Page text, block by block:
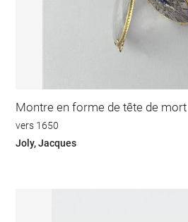
Montre en forme de tête de mort
vers 1650
Joly, Jacques